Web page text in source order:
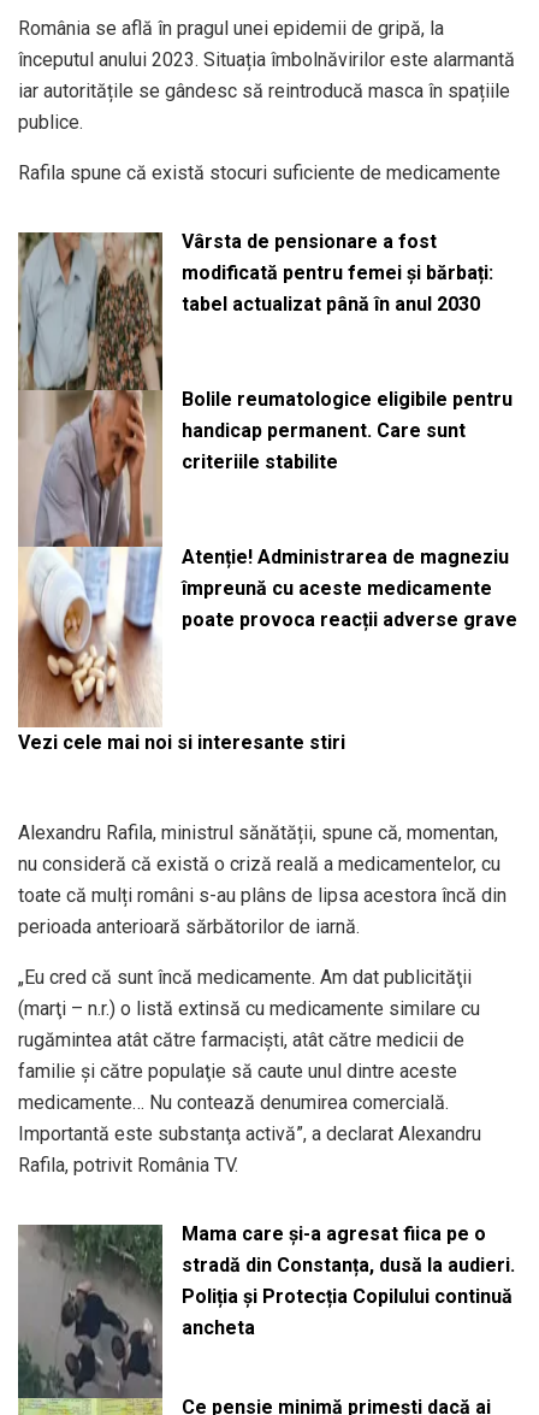
România se află în pragul unei epidemii de gripă, la
începutul anului 2023. Situația îmbolnăvirilor este alarmantă
iar autoritățile se gândesc să reintroducă masca în spațiile
publice.
Rafila spune că există stocuri suficiente de medicamente
Vârsta de pensionare a fost
modificată pentru femei și bărbați:
tabel actualizat până în anul 2030
Bolile reumatologice eligibile pentru
handicap permanent. Care sunt
criteriile stabilite
Atenție! Administrarea de magneziu
împreună cu aceste medicamente
poate provoca reacții adverse grave
Vezi cele mai noi si interesante stiri
Alexandru Rafila, ministrul sănătății, spune că, momentan,
nu consideră că există o criză reală a medicamentelor, cu
toate că mulți români s-au plâns de lipsa acestora încă din
perioada anterioară sărbătorilor de iarnă.
„Eu cred că sunt încă medicamente. Am dat publicităţii
(marţi – n.r.) o listă extinsă cu medicamente similare cu
rugămintea atât către farmacişti, atât către medicii de
familie şi către populaţie să caute unul dintre aceste
medicamente… Nu contează denumirea comercială.
Importantă este substanţa activă”, a declarat Alexandru
Rafila, potrivit România TV.
Mama care și-a agresat fiica pe o
stradă din Constanța, dusă la audieri.
Poliția și Protecția Copilului continuă
ancheta
Ce pensie minimă primești dacă ai